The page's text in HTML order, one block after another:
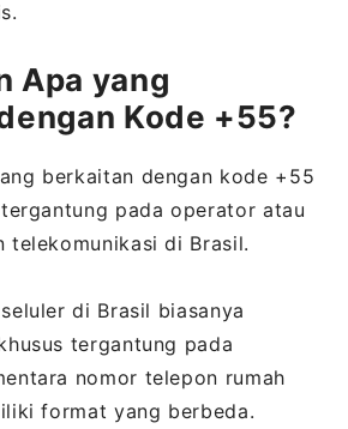
Apa yang
Kode +55?
berkaitan dengan kode +55
pada operator atau
telekomunikasi di Brasil.
di Brasil biasanya
tergantung pada
nomor telepon rumah
format yang berbeda.